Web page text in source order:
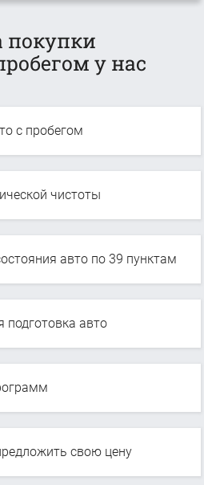
покупки
у нас
с пробегом
чистоты
авто по 39 пунктам
подготовка авто
свою цену